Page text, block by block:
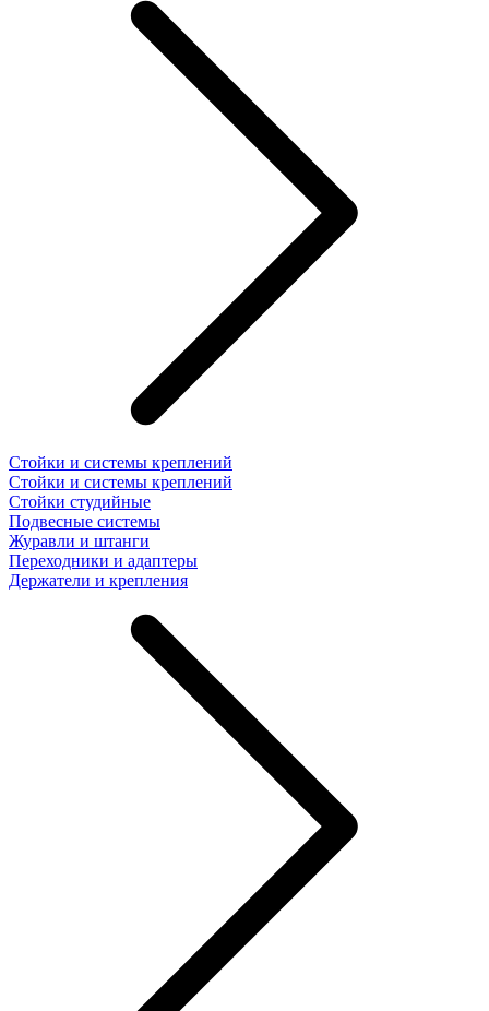
Стойки и системы креплений
Стойки и системы креплений
Стойки студийные
Подвесные системы
Журавли и штанги
Переходники и адаптеры
Держатели и крепления